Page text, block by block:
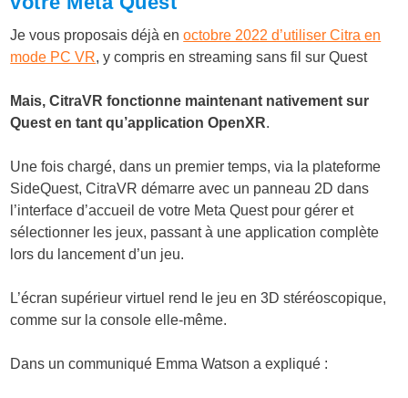
Je vous proposais déjà enoctobre 2022 d’utiliser Citra en
mode PC VR, y compris en streaming sans fil sur Quest
Mais, CitraVR fonctionne maintenant nativement sur
Quest en tant qu’application OpenXR.
Une fois chargé, dans un premier temps, via la plateforme
SideQuest, CitraVR démarre avec un panneau 2D dans
l’interface d’accueil de votre Meta Quest pour gérer et
sélectionner les jeux, passant à une application complète
lors du lancement d’un jeu.
L’écran supérieur virtuel rend le jeu en 3D stéréoscopique,
comme sur la console elle-même.
Dans un communiqué Emma Watson a expliqué :